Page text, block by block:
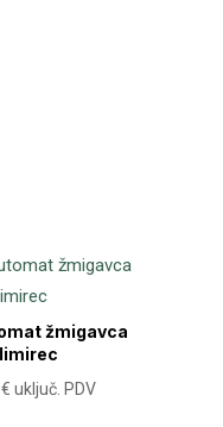
žmigavca
€ uključ. PDV